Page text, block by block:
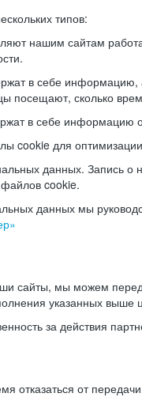
типов:
нашим сайтам
в себе информацию,
посещают, сколько
в себе информацию
cookie для оптимизации
данных. Запись о
cookie.
данных мы
сайты, мы можем
указанных
за действия
отказаться от